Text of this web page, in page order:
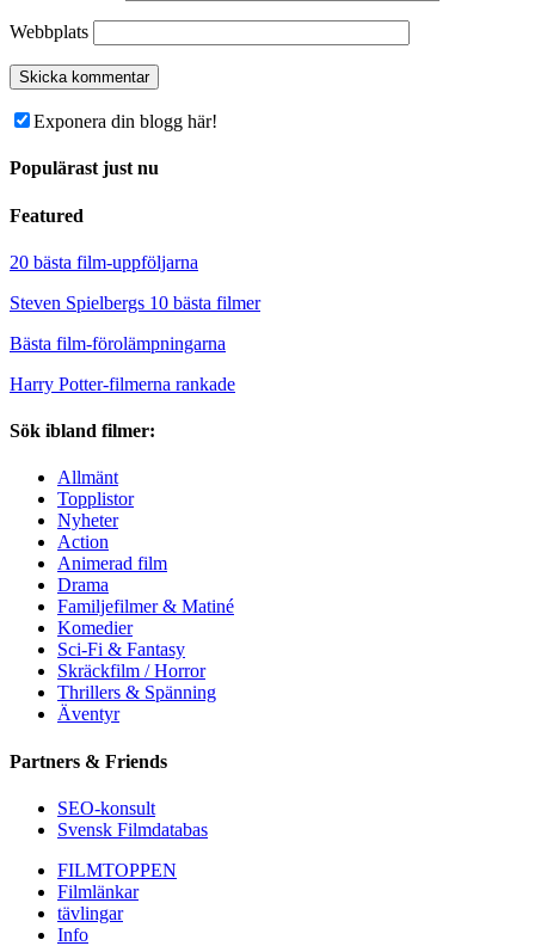
Webbplats
Exponera din blogg här!
Populärast just nu
Featured
20 bästa film-uppföljarna
Steven Spielbergs 10 bästa filmer
Bästa film-förolämpningarna
Harry Potter-filmerna rankade
Sök ibland filmer:
Allmänt
Topplistor
Nyheter
Action
Animerad film
Drama
Familjefilmer & Matiné
Komedier
Sci-Fi & Fantasy
Skräckfilm / Horror
Thrillers & Spänning
Äventyr
Partners & Friends
SEO-konsult
Svensk Filmdatabas
FILMTOPPEN
Filmlänkar
tävlingar
Info